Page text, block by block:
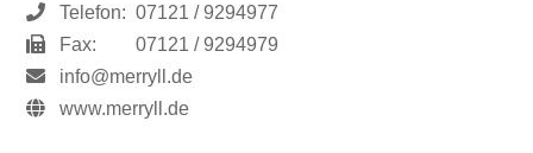
Telefon: 07121 / 9294977
Fax:
07121 / 9294979
info@merryll.de
www.merryll.de